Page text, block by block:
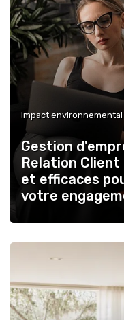
Impact environnemental
Gestion
Relation
et efficaces
votre